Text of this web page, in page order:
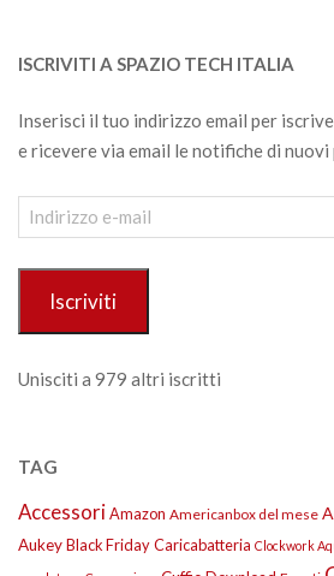
ISCRIVITI A SPAZIO TECH ITALIA
Inserisci il tuo indirizzo email per
e ricevere via email le notifiche di nuovi
Indirizzo
e-
Iscriviti
Unisciti a 979 altri iscritti
TAG
AccessoriAmazon Americanbox del mese
AukeyBlack FridayCaricabatteria Clockwork